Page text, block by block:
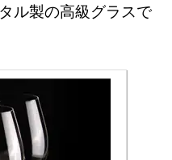
ル製の高級グラスで